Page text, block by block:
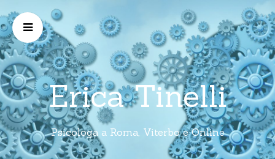
Erica Tinelli
Psicologa a Roma, Viterbo e Online